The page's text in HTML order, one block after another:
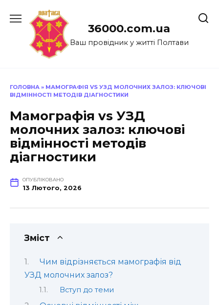
до
36000.com.ua
Ваш провідник у житті Полтави
ГОЛОВНА » МАМОГРАФІЯ VS УЗД МОЛОЧНИХ ЗАЛОЗ: КЛЮЧОВІ
ВІДМІННОСТІ МЕТОДІВ ДІАГНОСТИКИ
Мамографія vs УЗД
молочних залоз: ключові
відмінності методів
діагностики
ОПУБЛІКОВАНО
13 Лютого, 2026
Зміст
Чим відрізняється мамографія від
УЗД молочних залоз?
Вступ до теми